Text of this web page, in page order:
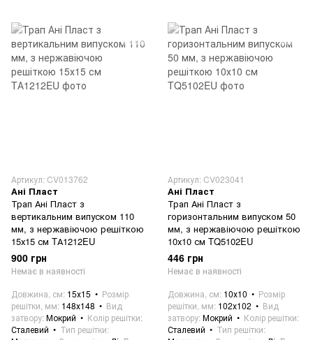
Артикул: CV013762
Ані Пласт
Трап Ані Пласт з
вертикальним випуском 110
мм, з нержавіючою решіткою
15х15 см TА1212EU
900 грн
Немає в наявності
Довжина, см 15х15
Розмір
решітки, мм 148х148
Вид
затвору Мокрий
Колір решітки
Сталевий
Тип решітки
Артикул: CV023041
Ані Пласт
Трап Ані Пласт з
горизонтальним випуском 50
мм, з нержавіючою решіткою
10х10 см TQ5102EU
446 грн
Немає в наявності
Довжина, см 10х10
Розмір
решітки, мм 102х102
Вид
затвору Мокрий
Колір решітки
Сталевий
Тип решітки